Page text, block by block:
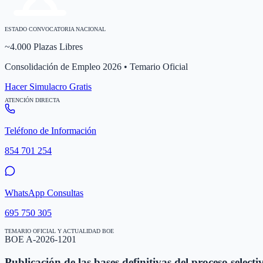
ESTADO CONVOCATORIA NACIONAL
~4.000 Plazas Libres
Consolidación de Empleo 2026 • Temario Oficial
Hacer Simulacro Gratis
ATENCIÓN DIRECTA
Teléfono de Información
854 701 254
WhatsApp Consultas
695 750 305
TEMARIO OFICIAL Y ACTUALIDAD BOE
BOE A-2026-1201